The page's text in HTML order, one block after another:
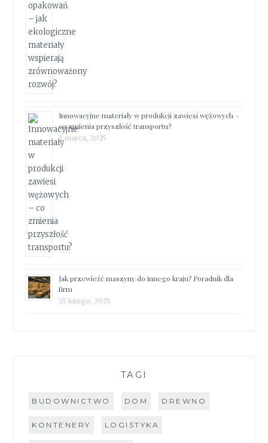
Innowacyjne materiały w produkcji zawiesi wężowych –
co zmienia przyszłość transportu?
5 marca, 2025
Jak przewieźć maszyny do innego kraju? Poradnik dla
firm
25 lutego, 2025
TAGI
BUDOWNICTWO DOM DREWNO
KONTENERY LOGISTYKA